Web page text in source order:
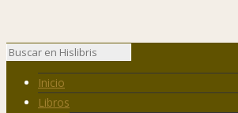
Inicio
Libros